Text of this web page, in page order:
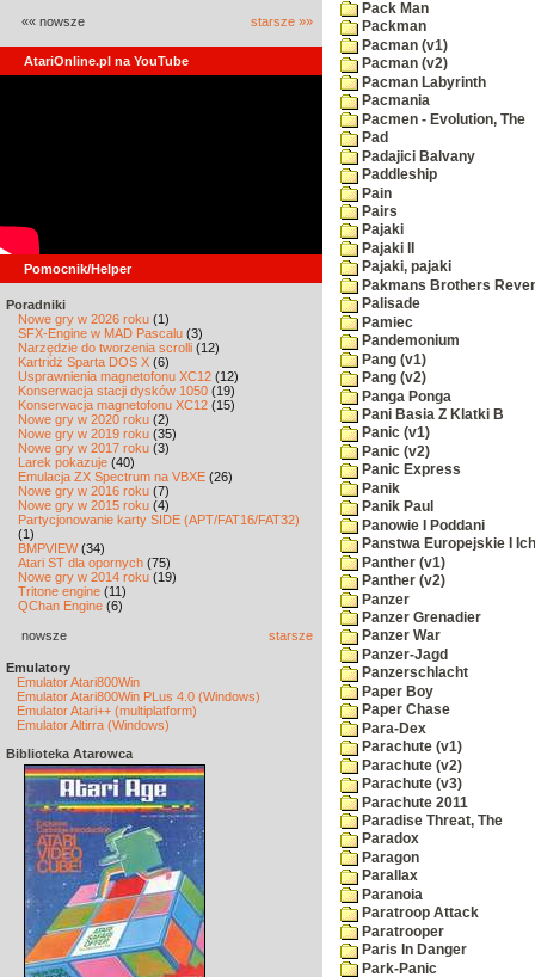
«« nowsze starsze »»
AtariOnline.pl na YouTube
Pomocnik/Helper
Poradniki
Nowe gry w 2026 roku (1)
SFX-Engine w MAD Pascalu (3)
Narzędzie do tworzenia scrolli (12)
Kartridż Sparta DOS X (6)
Usprawnienia magnetofonu XC12 (12)
Konserwacja stacji dysków 1050 (19)
Konserwacja magnetofonu XC12 (15)
Nowe gry w 2020 roku (2)
Nowe gry w 2019 roku (35)
Nowe gry w 2017 roku (3)
Larek pokazuje (40)
Emulacja ZX Spectrum na VBXE (26)
Nowe gry w 2016 roku (7)
Nowe gry w 2015 roku (4)
Partycjonowanie karty SIDE (APT/FAT16/FAT32)
(1)
BMPVIEW(34)
Atari ST dla opornych (75)
Nowe gry w 2014 roku (19)
Tritone engine (11)
QChan Engine (6)
nowsze starsze
Emulatory
Emulator Atari800Win
Emulator Atari800Win PLus 4.0 (Windows)
Emulator Atari++ (multiplatform)
Emulator Altirra (Windows)
Biblioteka Atarowca
Pack Man
Packman
Pacman (v1)
Pacman (v2)
Pacman Labyrinth
Pacmania
Pacmen - Evolution, The
Pad
Padajici Balvany
Paddleship
Pain
Pairs
Pajaki
Pajaki II
Pajaki, pajaki
Pakmans Brothers
Palisade
Pamiec
Pandemonium
Pang (v1)
Pang (v2)
Panga Ponga
Pani Basia Z Klatki B
Panic (v1)
Panic (v2)
Panic Express
Panik
Panik Paul
Panowie I Poddani
Panstwa Europejskie I
Panther (v1)
Panther (v2)
Panzer
Panzer Grenadier
Panzer War
Panzer-Jagd
Panzerschlacht
Paper Boy
Paper Chase
Para-Dex
Parachute (v1)
Parachute (v2)
Parachute (v3)
Parachute 2011
Paradise Threat, The
Paradox
Paragon
Parallax
Paranoia
Paratroop Attack
Paratrooper
Paris In Danger
Park-Panic